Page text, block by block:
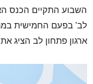
השבוע התקיים הכנס
לב' בפעם החמישית
ארגון פתחון לב הציג